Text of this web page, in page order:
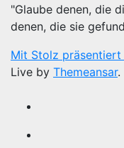
"Glaube denen, die
denen, die sie
Mit Stolz präsentiert
Live by Themeansar.